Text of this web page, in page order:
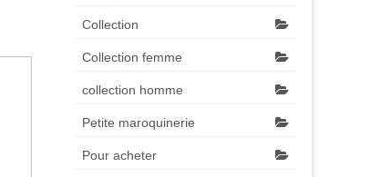
Collection
Collection femme
collection homme
Petite maroquinerie
Pour acheter